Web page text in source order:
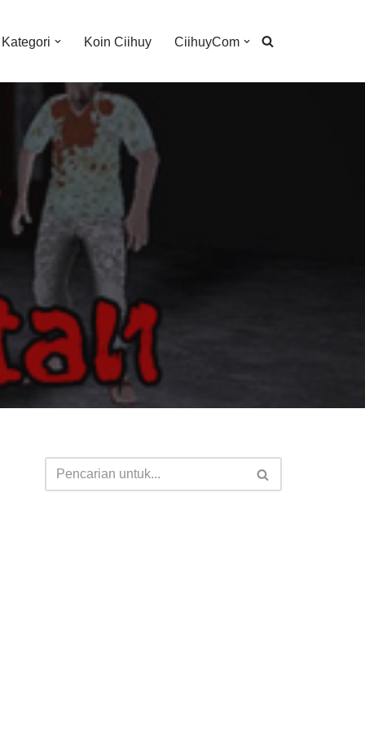
Kategori Koin Ciihuy CiihuyCom